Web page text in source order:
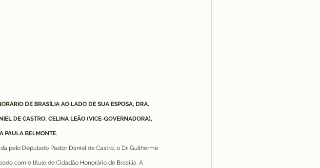
DE BRASÍLIA AO LADO DE SUA ESPOSA, DRA.
DE CASTRO, CELINA LEÃO (VICE-GOVERNADORA),
PAULA BELMONTE.
pelo Deputado Pastor Daniel de Castro, o Dr. Guilherme
com o título de Cidadão Honorário de Brasília. A